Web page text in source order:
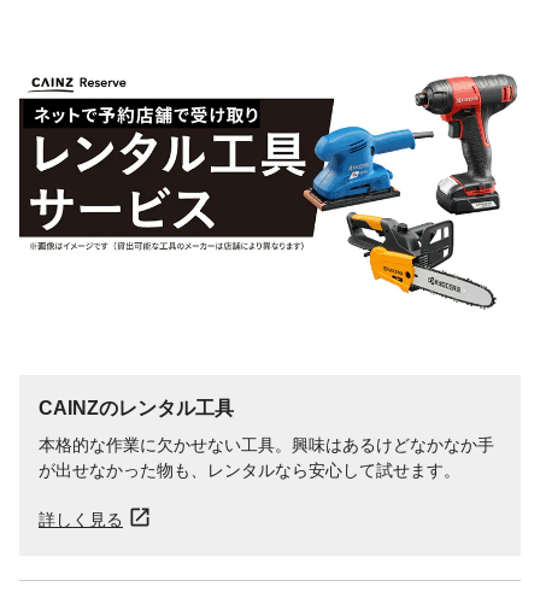
CAINZのレンタル工具
本格的な作業に欠かせない工具。興味はあるけどなかなか手
が出せなかった物も、レンタルなら安心して試せます。
詳しく見る